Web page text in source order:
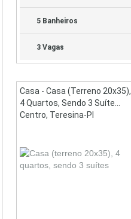
5 Banheiros
3 Vagas
Casa - Casa (terreno 20x35),
4 Quartos, Sendo 3 Suíte...
Centro, Teresina-PI